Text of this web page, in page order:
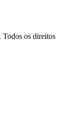
os direitos